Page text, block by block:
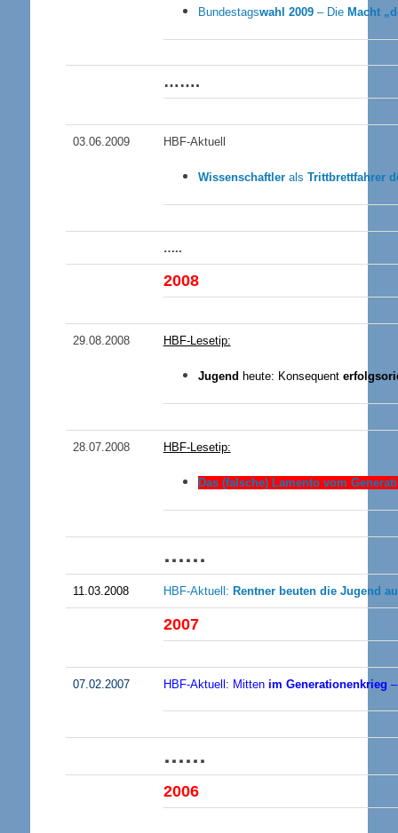
Bundestagswahl 2009– Die Macht
…….
03.06.2009 HBF-Aktuell
Wissenschaftlerals Trittbrettfahrer
…..
2008
29.08.2008 HBF-Lesetip:
Jugend heute: Konsequent
28.07.2008 HBF-Lesetip:
Das (falsche) Lamento vom
……
11.03.2008 HBF-Aktuell: Rentner beuten die Jugend
2007
07.02.2007 HBF-Aktuell: Mitten im Generationenkrieg
……
2006